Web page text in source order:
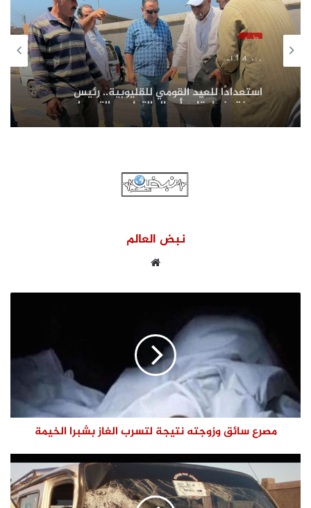
الأخبار
منذ 4 أيام
استعدادًا للعيد القومي للقليوبية.. رئيس
مدينة بنها يتابع أعمال التطوير والتجميل
لظهور المدينة في أبهى صورها
نبض العالم
مصرع سائق وزوجته نتيجة لتسرب الغاز بشبرا الخيمة